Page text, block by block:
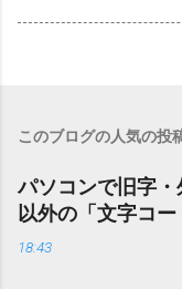
このブログの人気の投
パソコンで旧字
以外の「文字コ
18:43